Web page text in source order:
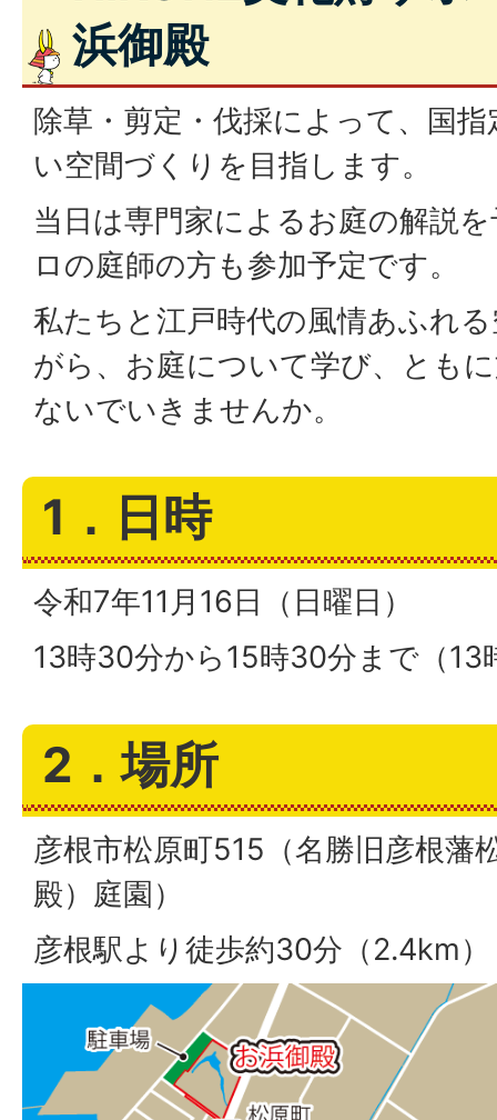
浜御殿
除草・剪定・伐採によって、国
い空間づくりを目指します。
当日は専門家によるお庭の解説
ロの庭師の方も参加予定です。
私たちと江戸時代の風情あふれ
がら、お庭について学び、とも
ないでいきませんか。
1．日時
令和7年11月16日（日曜日）
13時30分から15時30分まで（13
2．場所
彦根市松原町515（名勝旧彦根藩
殿）庭園）
彦根駅より徒歩約30分（2.4km）